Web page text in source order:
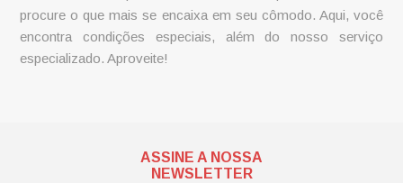
procure o que mais se encaixa em seu cômodo. Aqui, você
encontra condições especiais, além do nosso serviço
especializado. Aproveite!
ASSINE A NOSSA
NEWSLETTER